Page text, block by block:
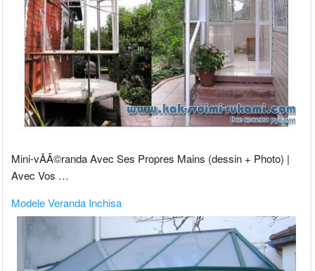
Mini-vÃÂ©randa Avec Ses Propres Mains (dessin + Photo) |
Avec Vos …
Modele Veranda Inchisa